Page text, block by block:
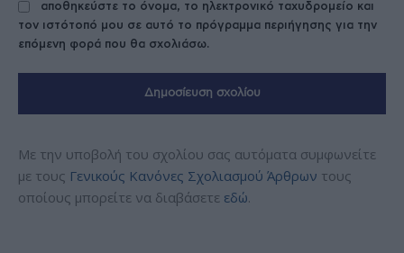
αποθηκεύστε το όνομα, το ηλεκτρονικό ταχυδρομείο και
τον ιστότοπό μου σε αυτό το πρόγραμμα περιήγησης για την
επόμενη φορά που θα σχολιάσω.
Με την υποβολή του σχολίου σας αυτόματα συμφωνείτε
με τους Γενικούς Κανόνες Σχολιασμού Άρθρων τους
οποίους μπορείτε να διαβάσετε εδώ.